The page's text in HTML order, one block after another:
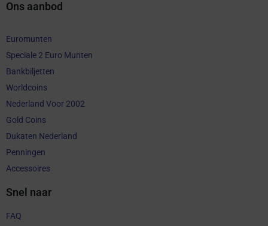
Ons aanbod
Euromunten
Speciale 2 Euro Munten
Bankbiljetten
Worldcoins
Nederland Voor 2002
Gold Coins
Dukaten Nederland
Penningen
Accessoires
Snel naar
FAQ